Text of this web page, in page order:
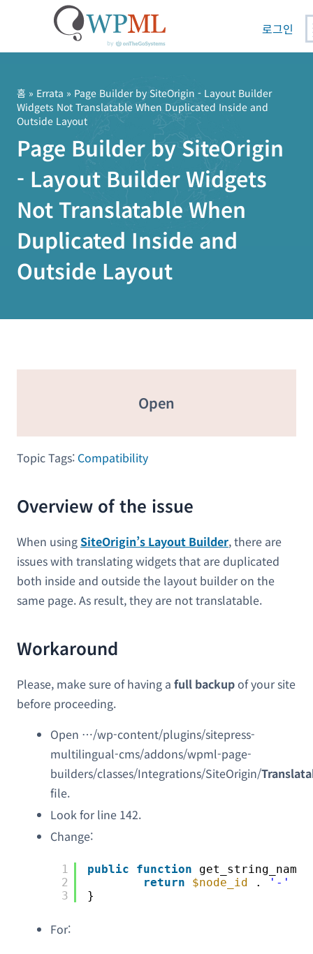
로그인
홈 » Errata » Page Builder by SiteOrigin - Layout Builder
Widgets Not Translatable When Duplicated Inside and
Outside Layout
Page Builder by SiteOrigin
- Layout Builder Widgets
Not Translatable When
Duplicated Inside and
Outside Layout
Open
Topic Tags: Compatibility
Overview of the issue
When usingSiteOrigin’s Layout Builder, there are
issues with translating widgets that are duplicated
both inside and outside the layout builder on the
same page. As result, they are not translatable.
Workaround
Please, make sure of having a full backupof your site
before proceeding.
Open …/wp-content/plugins/sitepress-
multilingual-cms/addons/wpml-page-
builders/classes/Integrations/SiteOrigin/
file.
Look for line 142.
Change:
1
2
3
public function
return
$node_id . '-'
}
For: